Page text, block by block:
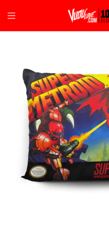
Inicio Fundas
Funda De Almohada